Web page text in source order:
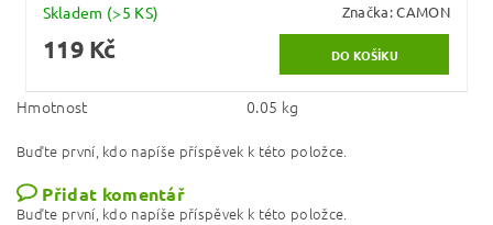
Skladem (>5 KS) Značka:CAMON
119 Kč
Hmotnost 0.05 kg
Buďte první, kdo napíše příspěvek k této položce.
Přidat komentář
Buďte první, kdo napíše příspěvek k této položce.